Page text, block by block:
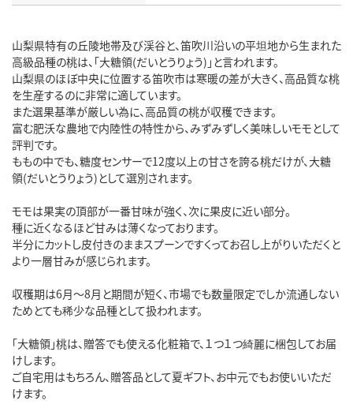
山梨県特有の丘陵地帯及び渓谷と、笛吹川沿いの平坦地から生まれた
高級品種の桃は、「大糖領(だいとうりょう)」と言われます。
山梨県のほぼ中央に位置する笛吹市は寒暖の差が大きく、高品質な桃
を生産するのに非常に適しています。
また選果基準が厳しい為に、高品質の桃が収穫できます。
富む肥沃な農地で内陸性の特性から、みずみずしく美味しいモモとして
評判です。
ももの中でも、糖度センサーで12度以上の甘さを誇る桃だけが、大糖
領(だいとうりょう)として選別されます。
モモは果実の頂部が一番甘味が強く、次に果皮に近い部分。
種に近くなるほど甘みは薄くなっております。
半分にカットし皮付きのままスプーンですくってお召し上がりいただくと
より一層甘みが感じられます。
収穫期は6月～8月と期間が短く、市場でも数量限定でしか流通しない
ためとても稀少な品種として扱われます。
「大糖領」桃は、贈答でも使える化粧箱で、１つ１つ綺麗に梱包してお届
けします。
ご自宅用はもちろん、贈答品として夏ギフト、お中元でもお使いいただ
けます。